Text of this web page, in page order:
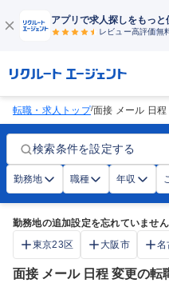
アプリで求人探しをもっと
レビュー高評価無
転職・求人トップ/面接 メール 日程
検索条件を設定する
勤務地 職種 年収
勤務地の追加設定を忘れていませ
東京23区
大阪市 名
面接 メール 日程 変更の転